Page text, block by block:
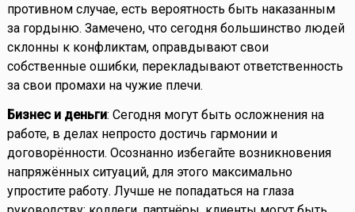
противном случае, есть вероятность быть наказанным
за гордыню. Замечено, что сегодня большинство людей
склонны к конфликтам, оправдывают свои
собственные ошибки, перекладывают ответственность
за свои промахи на чужие плечи.
Бизнес и деньги: Сегодня могут быть осложнения на
работе, в делах непросто достичь гармонии и
договорённости. Осознанно избегайте возникновения
напряжённых ситуаций, для этого максимально
упростите работу. Лучше не попадаться на глаза